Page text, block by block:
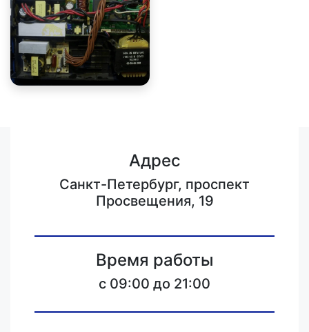
Адрес
Санкт-Петербург, проспект
Просвещения, 19
Время работы
c 09:00 до 21:00